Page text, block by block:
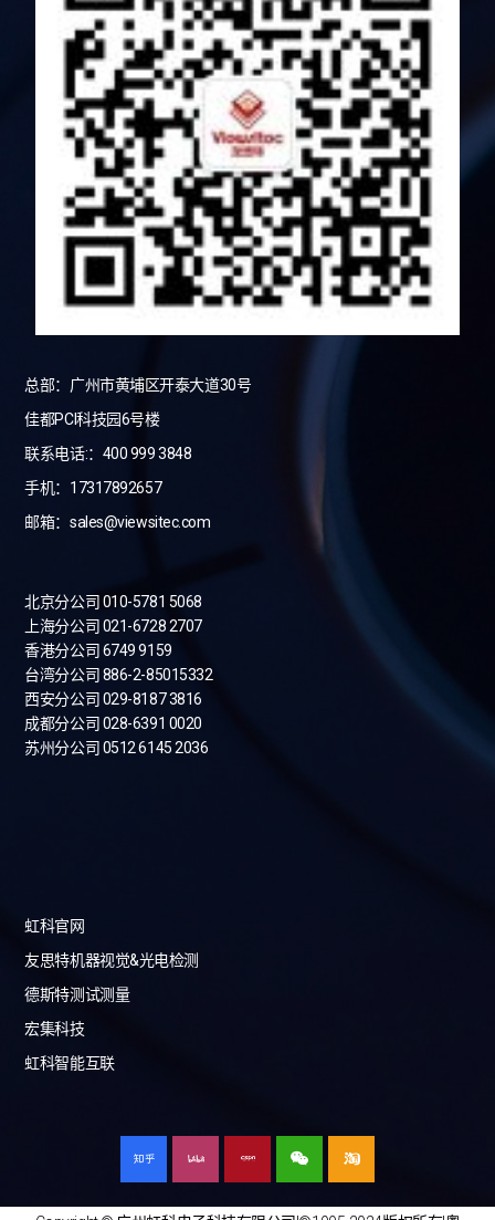
总部：广州市黄埔区开泰大道30号
佳都PCI科技园6号楼
联系电话:：400 999 3848
手机：17317892657
邮箱：sales@viewsitec.com
北京分公司 010-5781 5068
上海分公司 021-6728 2707
香港分公司 6749 9159
台湾分公司886-2-85015332
西安分公司 029-8187 3816
成都分公司 028-6391 0020
苏州分公司 0512 6145 2036
虹科官网
友思特机器视觉&光电检测
德斯特测试测量
宏集科技
虹科智能互联